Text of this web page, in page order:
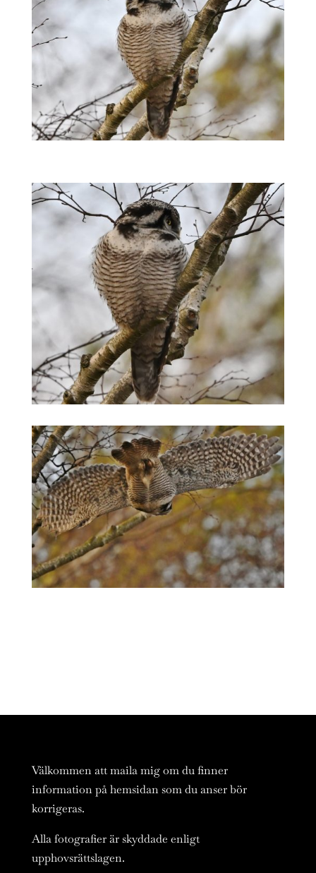
Välkommen att maila mig om du finner
information på hemsidan som du anser bör
korrigeras.
Alla fotografier är skyddade enligt
upphovsrättslagen.